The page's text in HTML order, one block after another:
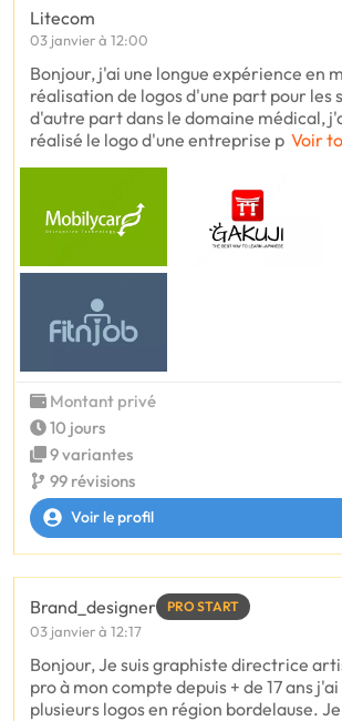
Litecom
03 janvier à 12:00
Bonjour, j'ai une longue expérience en
réalisation de logos d'une part pour les
d'autre part dans le domaine médical,
réalisé le logo d'une entreprise p Voir
Montant privé
10 jours
9 variantes
99 révisions
Voir le profil
Brand_designer PRO START
03 janvier à 12:17
Bonjour, Je suis graphiste directrice
pro à mon compte depuis + de 17 ans
plusieurs logos en région bordelause.